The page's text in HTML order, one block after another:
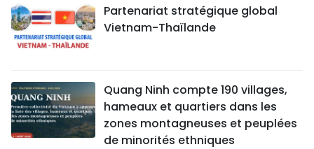
Partenariat stratégique global
Vietnam-Thaïlande
Quang Ninh compte 190 villages,
hameaux et quartiers dans les
zones montagneuses et peuplées
de minorités ethniques